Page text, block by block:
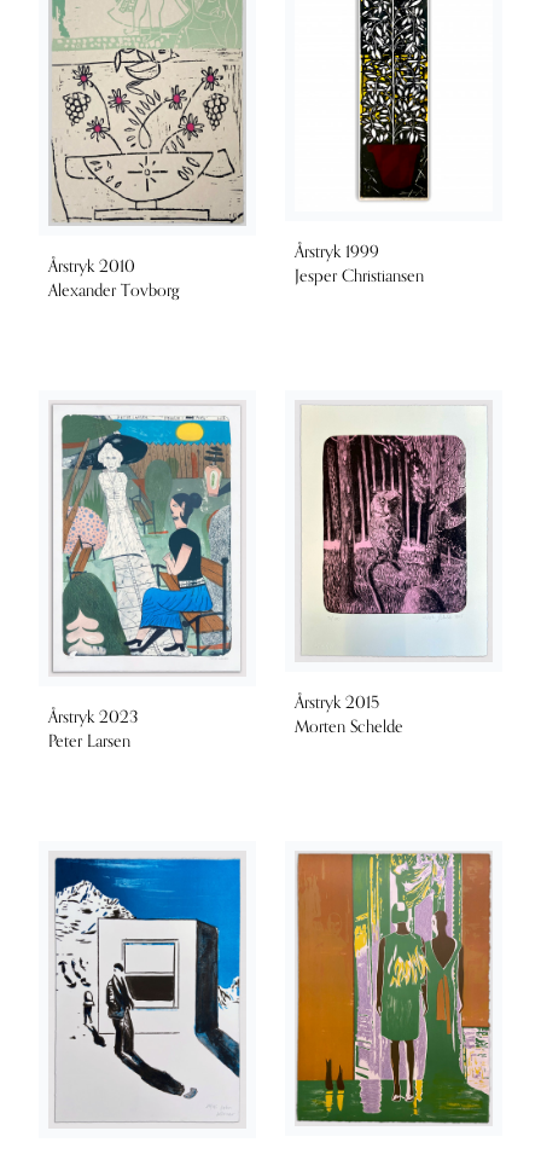
Årstryk 2010
Alexander Tovborg
Årstryk 1999
Jesper Christiansen
Årstryk 2023
Peter Larsen
Årstryk 2015
Morten Schelde